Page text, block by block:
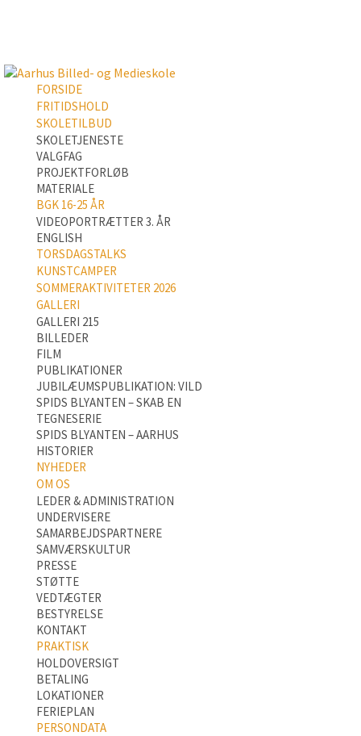
FORSIDE
FRITIDSHOLD
SKOLETILBUD
SKOLETJENESTE
VALGFAG
PROJEKTFORLØB
MATERIALE
BGK 16-25 ÅR
VIDEOPORTRÆTTER 3. ÅR
ENGLISH
TORSDAGSTALKS
KUNSTCAMPER
SOMMERAKTIVITETER 2026
GALLERI
GALLERI 215
BILLEDER
FILM
PUBLIKATIONER
JUBILÆUMSPUBLIKATION: VILD
SPIDS BLYANTEN – SKAB EN
TEGNESERIE
SPIDS BLYANTEN – AARHUS
HISTORIER
NYHEDER
OM OS
LEDER & ADMINISTRATION
UNDERVISERE
SAMARBEJDSPARTNERE
SAMVÆRSKULTUR
PRESSE
STØTTE
VEDTÆGTER
BESTYRELSE
KONTAKT
PRAKTISK
HOLDOVERSIGT
BETALING
LOKATIONER
FERIEPLAN
PERSONDATA